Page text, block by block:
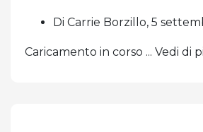
Di Carrie Borzillo, 5
Caricamento in corso ... Vedi di